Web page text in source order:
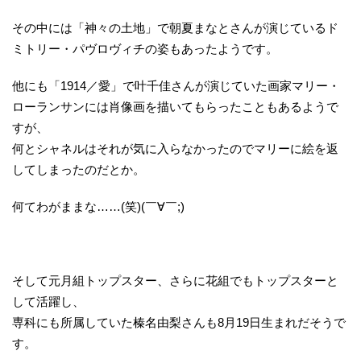
その中には「神々の土地」で朝夏まなとさんが演じているド
ミトリー・パヴロヴィチの姿もあったようです。
他にも「1914／愛」で叶千佳さんが演じていた画家マリー・
ローランサンには肖像画を描いてもらったこともあるようで
すが、
何とシャネルはそれが気に入らなかったのでマリーに絵を返
してしまったのだとか。
何てわがままな……(笑)(￣∀￣;)
そして元月組トップスター、さらに花組でもトップスターと
して活躍し、
専科にも所属していた榛名由梨さんも8月19日生まれだそうで
す。